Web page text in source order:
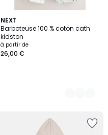
NEXT
Barboteuse 100 % coton cath
kidston
à partir de
26,00 €
2
Couleurs